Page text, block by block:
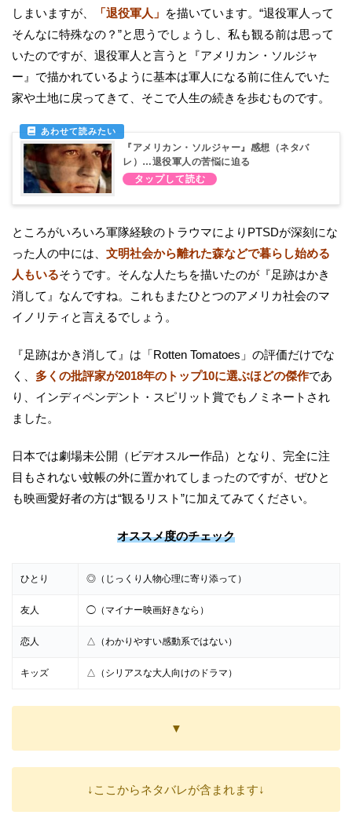
しまいますが、
「退役軍人」 を描いています。“退役軍人って
そんなに特殊なの？”と思うでしょうし、私も観る前は思って
いたのですが、退役軍人と言うと『アメリカン・ソルジャ
ー』で描かれているように基本は軍人になる前に住んでいた
家や土地に戻ってきて、そこで人生の続きを歩むものです。
『アメリカン・ソルジャー』感想（ネタバ
レ）…退役軍人の苦悩に迫る
ところがいろいろ軍隊経験のトラウマによりPTSDが深刻にな
った人の中には、 文明社会から離れた森などで暮らし始める
人もいるそうです。そんな人たちを描いたのが『足跡はかき
消して』なんですね。これもまたひとつのアメリカ社会のマ
イノリティと言えるでしょう。
『足跡はかき消して』は「Rotten Tomatoes」の評価だけでな
く、 多くの批評家が2018年のトップ10に選ぶほどの傑作であ
り、インディペンデント・スピリット賞でもノミネートされ
ました。
日本では劇場未公開（ビデオスルー作品）となり、完全に注
目もされない蚊帳の外に置かれてしまったのですが、ぜひと
も映画愛好者の方は“観るリスト”に加えてみてください。
オススメ度のチェック
ひとり ◎（じっくり人物心理に寄り添って）
友人 ◯（マイナー映画好きなら）
恋人 △（わかりやすい感動系ではない）
キッズ △（シリアスな大人向けのドラマ）
▼
↓ここからネタバレが含まれます↓